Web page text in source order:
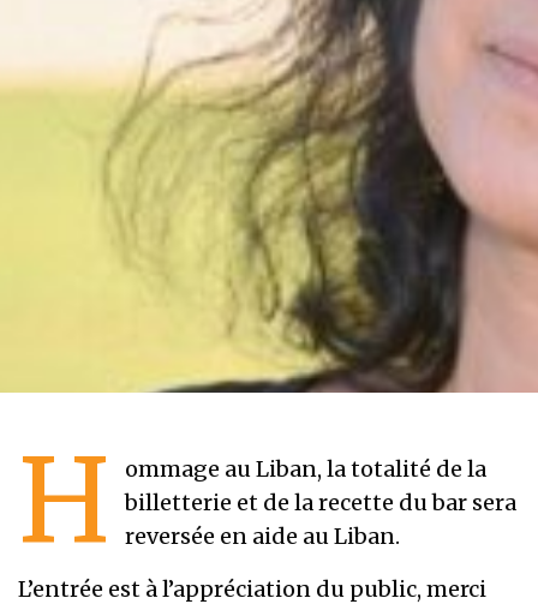
H
ommage au Liban, la totalité de la
billetterie et de la recette du bar sera
reversée en aide au Liban.
L’entrée est à l’appréciation du public, merci